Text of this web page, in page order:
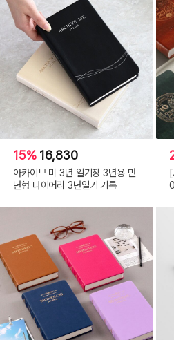
15% 16,830
아카이브 미 3년 일기장 3년용 만
년형 다이어리 3년일기 기록